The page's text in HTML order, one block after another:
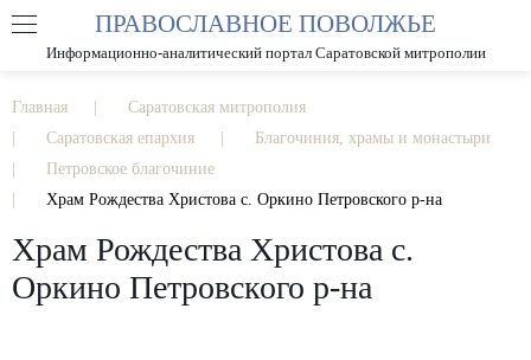
РАЗМЕР ШРИФТА А А
ПРАВОСЛАВНОЕ ПОВОЛЖЬЕ
Информационно-аналитический портал Саратовской митрополии
Главная
Саратовская митрополия
Саратовская епархия
Благочиния, храмы и монастыри
Петровское благочиние
Храм Рождества Христова с. Оркино Петровского р-на
Храм Рождества Христова с.
Оркино Петровского р-на